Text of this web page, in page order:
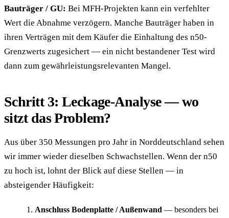
Bauträger / GU: Bei MFH-Projekten kann ein verfehlter
Wert die Abnahme verzögern. Manche Bauträger haben in
ihren Verträgen mit dem Käufer die Einhaltung des n50-
Grenzwerts zugesichert — ein nicht bestandener Test wird
dann zum gewährleistungsrelevanten Mangel.
Schritt 3: Leckage-Analyse — wo
sitzt das Problem?
Aus über 350 Messungen pro Jahr in Norddeutschland sehen
wir immer wieder dieselben Schwachstellen. Wenn der n50
zu hoch ist, lohnt der Blick auf diese Stellen — in
absteigender Häufigkeit:
Anschluss Bodenplatte / Außenwand — besonders bei